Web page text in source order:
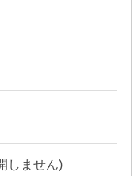
しません)